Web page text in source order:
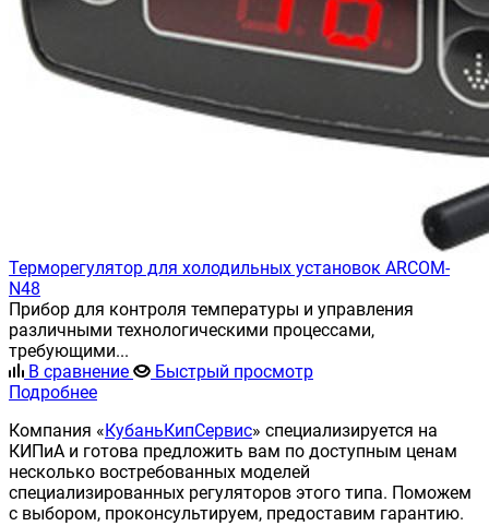
Терморегулятор для холодильных установок ARCOM-
N48
Прибор для контроля температуры и управления
различными технологическими процессами,
требующими...
В сравнение
Быстрый просмотр
Подробнее
Компания «КубаньКипСервис» специализируется на
КИПиА и готова предложить вам по доступным ценам
несколько востребованных моделей
специализированных регуляторов этого типа. Поможем
с выбором, проконсультируем, предоставим гарантию.